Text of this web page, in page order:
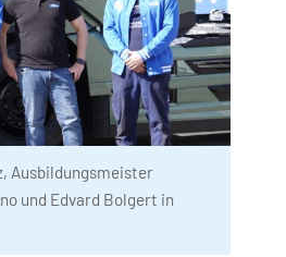
Ausbildungsmeister
und Edvard Bolgert in